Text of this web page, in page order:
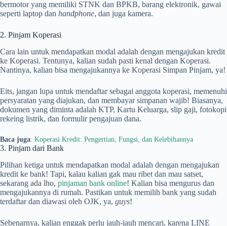
bermotor yang memiliki STNK dan BPKB, barang elektronik, gawai
seperti laptop dan handphone, dan juga kamera.
2. Pinjam Koperasi
Cara lain untuk mendapatkan modal adalah dengan mengajukan kredit
ke Koperasi. Tentunya, kalian sudah pasti kenal dengan Koperasi.
Nantinya, kalian bisa mengajukannya ke Koperasi Simpan Pinjam, ya!
Eits, jangan lupa untuk mendaftar sebagai anggota koperasi, memenuhi
persyaratan yang diajukan, dan membayar simpanan wajib! Biasanya,
dokumen yang diminta adalah KTP, Kartu Keluarga, slip gaji, fotokopi
rekeing listrik, dan formulir pengajuan dana.
Baca juga: Koperasi Kredit: Pengertian, Fungsi, dan Kelebihannya
3. Pinjam dari Bank
Pilihan ketiga untuk mendapatkan modal adalah dengan mengajukan
kredit ke bank! Tapi, kalau kalian gak mau ribet dan mau satset,
sekarang ada lho, pinjaman bank online! Kalian bisa mengurus dan
mengajukannya di rumah. Pastikan untuk memilih bank yang sudah
terdaftar dan diawasi oleh OJK, ya, guys!
Sebenarnya, kalian enggak perlu jauh-jauh mencari, karena LINE